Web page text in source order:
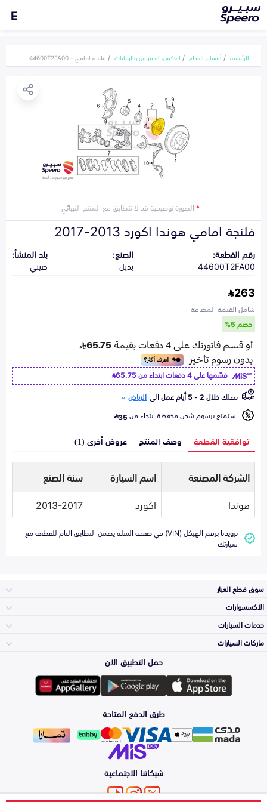
E
الرئيسية أقسام القطع العكس، الدفرنس والرمانات فلنجة امامي - 44600T2FA00
*الصورة توضيحية قد لا تتطابق مع المنتج النهائي
فلنجة امامي هوندا اكورد 2013-2017
رقم القطعة:
44600T2FA00
الصنع:
بديل
بلد المنشأ:
صيني
263
شامل القيمة المضافة
خصم 5%
قسّمها على 4 دفعات ابتداء من
65.75
تصلكخلال 2 - 5 أيام عمل الى الرياض
استمتع برسوم شحن مخفضة ابتداء من35
توافقية القطعة وصف المنتج عروض أخرى (1)
الشركة المصنعة اسم السيارة
سنة الصنع
هوندا
اكورد 2013-2017
تزويدنا برقم الهيكل (VIN) في صفحة السلة يضمن التطابق التام للقطعة مع
سيارتك
سوق قطع الغيار
المكائن، القيرات
وملحقاتها
الشمعات
والاصطبات (الاضاءة)
الفرامل والأقمشة
الاكسسوارات
لوازم الرحلات
اكسسوارات العناية
الزيوت و السوائل
خدمات السيارات
الأكثر مبيعاً
التلميع والعناية
ماركات السيارات
تويوتا
هيونداي
كيا
حمل التطبيق الان
طرق الدفع المتاحة
شبكاتنا الاجتماعية